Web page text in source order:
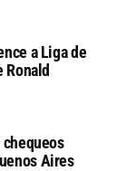
a Liga de
chequeos
Aires